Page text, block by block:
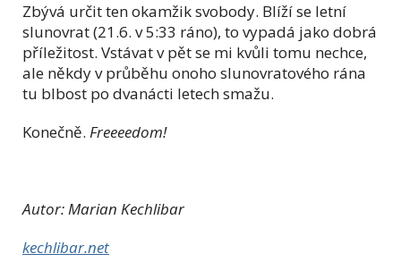
Zbývá určit ten okamžik svobody. Blíží se letní
slunovrat (21.6. v 5:33 ráno), to vypadá jako dobrá
příležitost. Vstávat v pět se mi kvůli tomu nechce,
ale někdy v průběhu onoho slunovratového rána
tu blbost po dvanácti letech smažu.
Konečně. Freeeedom!
Autor: Marian Kechlibar
kechlibar.net